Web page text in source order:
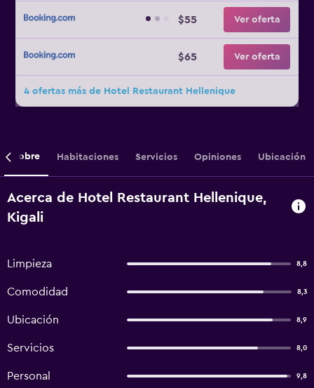
$55 Ver oferta
$65 Ver oferta
4 ofertas más de Hotel Restaurant Hellenique
Sobre Habitaciones Servicios Opiniones Ubicación
Acerca de Hotel Restaurant Hellenique,
Kigali
Limpieza 8,8
Comodidad 8,3
Ubicación 8,9
Servicios 8,0
Personal 9,8